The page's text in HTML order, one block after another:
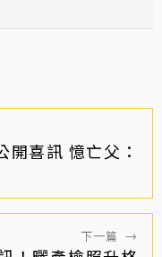
開喜訊 憶亡父：
下一篇 →